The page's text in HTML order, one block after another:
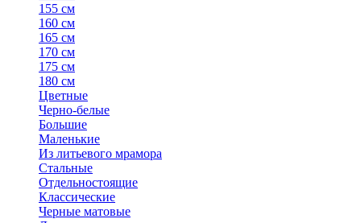
155 см
160 см
165 см
170 см
175 см
180 см
Цветные
Черно-белые
Большие
Маленькие
Из литьевого мрамора
Стальные
Отдельностоящие
Классические
Черные матовые